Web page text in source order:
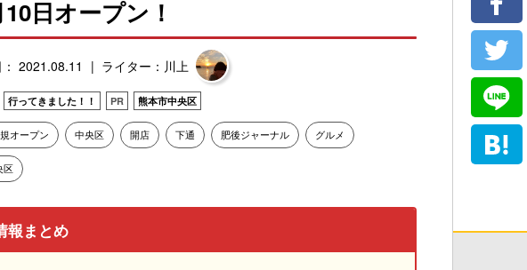
日オープン！
2021.08.11 ライター：川上
行ってきました！！ PR 熊本市中央区
オープン 中央区 開店 下通 肥後ジャーナル グルメ
区
報まとめ